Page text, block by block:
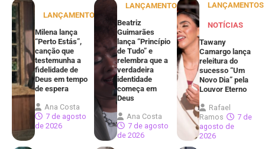
LANÇAMENTOS
Milena lança
“Perto Estás”,
canção que
testemunha a
fidelidade de
Deus em tempo
de espera
Ana Costa
7 de agosto
de 2026
LANÇAMENTOS
Beatriz
Guimarães
lança “Princípio
de Tudo” e
relembra que a
verdadeira
identidade
começa em
Deus
Ana Costa
7 de agosto
de 2026
LANÇAMENTOS
NOTÍCIAS
Tawany
Camargo lança
releitura do
sucesso “Um
Novo Dia” pela
Louvor Eterno
Rafael
Ramos
7 de
agosto de
2026